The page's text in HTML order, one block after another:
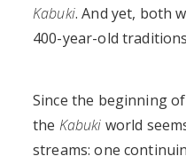
Kabuki. And yet, both
400-year-old
Since the beginning
the Kabuki world
streams: one